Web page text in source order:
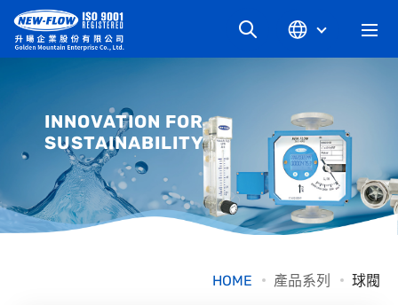
最新消息
知識文章
INNOVATION FOR
SUSTAINABILITY
HOME 產品系列 球閥